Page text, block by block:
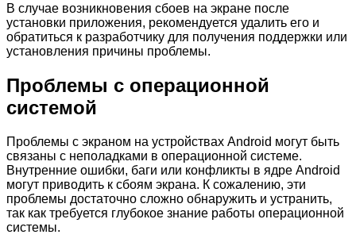
В случае возникновения сбоев на экране после
установки приложения, рекомендуется удалить его и
обратиться к разработчику для получения поддержки или
установления причины проблемы.
Проблемы с операционной
системой
Проблемы с экраном на устройствах Android могут быть
связаны с неполадками в операционной системе.
Внутренние ошибки, баги или конфликты в ядре Android
могут приводить к сбоям экрана. К сожалению, эти
проблемы достаточно сложно обнаружить и устранить,
так как требуется глубокое знание работы операционной
системы.